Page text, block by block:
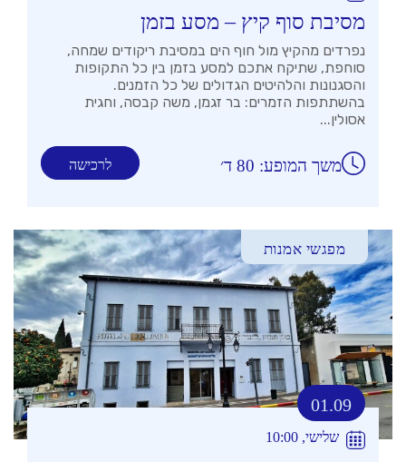
מסיבת סוף קיץ – מסע בזמן
נפרדים מהקיץ מול חוף הים במסיבת ריקודים שמחה,
סוחפת, שתיקח אתכם למסע בזמן בין כל התקופות
והסגנונות והלהיטים הגדולים של כל הזמנים.
בהשתתפות הזמרים: בר זגמן, משה קבסה, וחגית
אסולין...
לרכישה משך המופע: 80 ד׳
מפגשי אמנות
01.09
שלישי, 10:00